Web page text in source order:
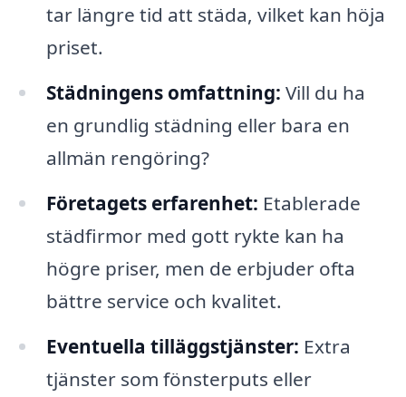
tar längre tid att städa, vilket kan höja
priset.
Städningens omfattning: Vill du ha
en grundlig städning eller bara en
allmän rengöring?
Företagets erfarenhet: Etablerade
städfirmor med gott rykte kan ha
högre priser, men de erbjuder ofta
bättre service och kvalitet.
Eventuella tilläggstjänster: Extra
tjänster som fönsterputs eller